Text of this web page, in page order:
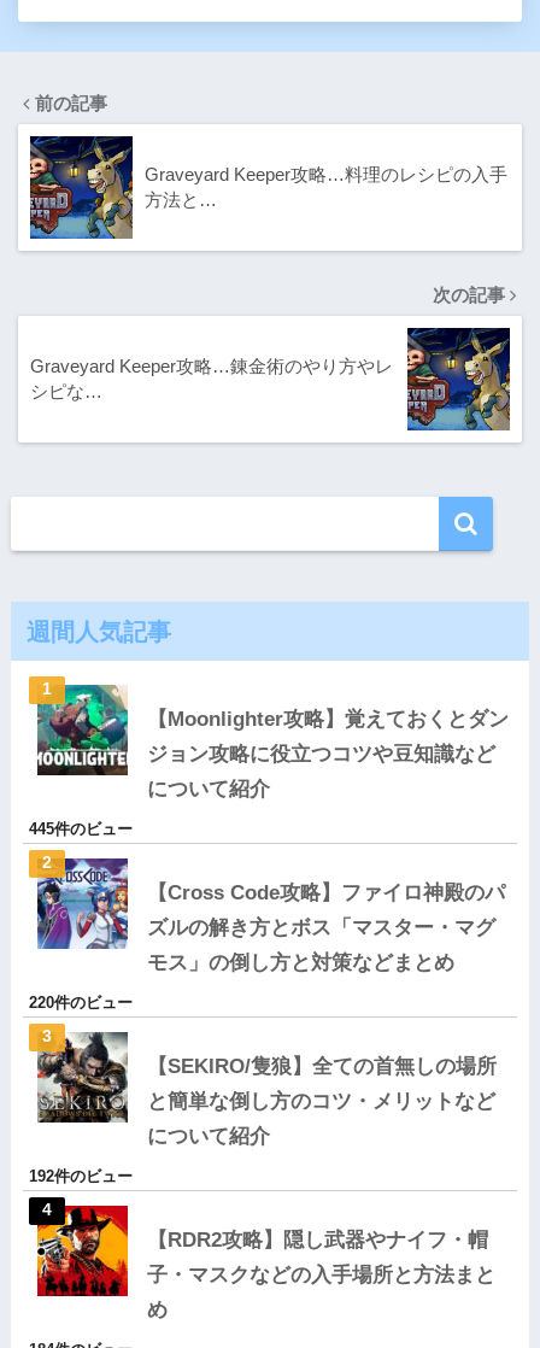
前の記事
Graveyard Keeper攻略…料理のレシピの入手
方法と…
次の記事
Graveyard Keeper攻略…錬金術のやり方やレ
シピな…
週間人気記事
【Moonlighter攻略】覚えておくとダン
ジョン攻略に役立つコツや豆知識など
について紹介
445件のビュー
【Cross Code攻略】ファイロ神殿のパ
ズルの解き方とボス「マスター・マグ
モス」の倒し方と対策などまとめ
220件のビュー
【SEKIRO/隻狼】全ての首無しの場所
と簡単な倒し方のコツ・メリットなど
について紹介
192件のビュー
【RDR2攻略】隠し武器やナイフ・帽
子・マスクなどの入手場所と方法まと
め